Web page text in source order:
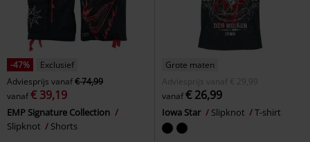
-47%
Exclusief
Adviesprijs vanaf€ 74,99
vanaf€ 39,19
EMP Signature Collection
Slipknot
Shorts
Grote maten
Adviesprijs
vanaf € 29,99
vanaf€ 26,99
Iowa Star Slipknot T-shirt